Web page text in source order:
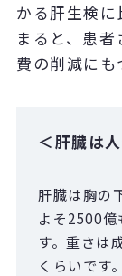
かる肝生検
まると、患
費の削減にも
＜肝臓は
肝臓は胸の
よそ2500
す。重さは
くらいです。